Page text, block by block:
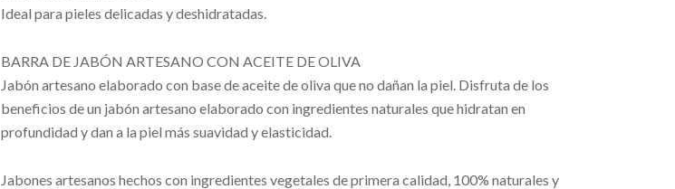
Ideal para pieles delicadas y deshidratadas.
BARRA DE JABÓN ARTESANO CON ACEITE DE OLIVA
Jabón artesano elaborado con base de aceite de oliva que no dañan la piel. Disfruta de los
beneficios de un jabón artesano elaborado con ingredientes naturales que hidratan en
profundidad y dan a la piel más suavidad y elasticidad.
Jabones artesanos hechos con ingredientes vegetales de primera calidad, 100% naturales y